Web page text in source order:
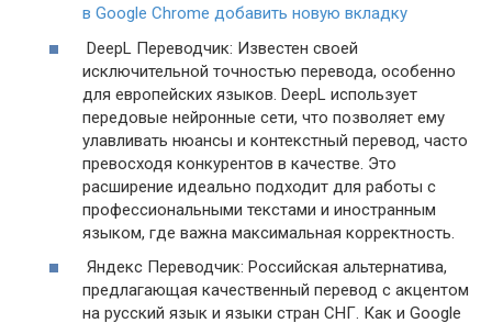
в Google Chrome добавить новую вкладку
DeepL Переводчик: Известен своей
исключительной точностью перевода, особенно
для европейских языков. DeepL использует
передовые нейронные сети, что позволяет ему
улавливать нюансы и контекстный перевод, часто
превосходя конкурентов в качестве. Это
расширение идеально подходит для работы с
профессиональными текстами и иностранным
языком, где важна максимальная корректность.
Яндекс Переводчик: Российская альтернатива,
предлагающая качественный перевод с акцентом
на русский язык и языки стран СНГ. Как и Google